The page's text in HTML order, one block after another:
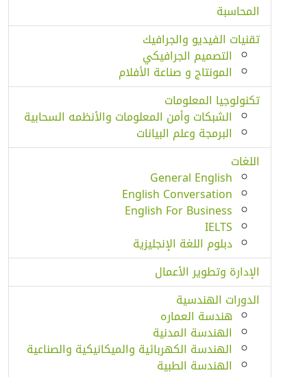
المحاسبة
تقنيات الفيديو والجرافيك
التصميم الجرافيكي
المونتاج و صناعة الأفلام
تكنولوجيا المعلومات
الشبكات وأمن المعلومات والأنظمه السحابية
البرمجة وعلم البيانات
اللغات
General English
English Conversation
English For Business
IELTS
دبلوم اللغة الإنجليزية
الإدارة وتطوير الأعمال
الدورات الهندسية
هندسة العماره
الهندسة المدنية
الهندسة الكهربائية والميكانيكية والصناعية
الهندسة الطبية